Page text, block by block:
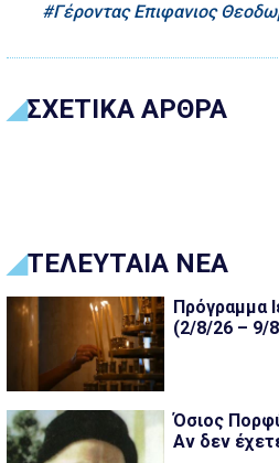
Γέροντας Επιφανιος
ΣΧΕΤΙΚΑ ΑΡΘΡΑ
ΤΕΛΕΥΤΑΙΑ ΝΕΑ
Πρόγραμμα
(2/8/26 – 9/
Όσιος
Αν δεν